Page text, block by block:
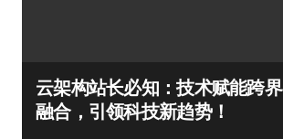
云架构站长必知：技术赋能跨界
融合，引领科技新趋势！